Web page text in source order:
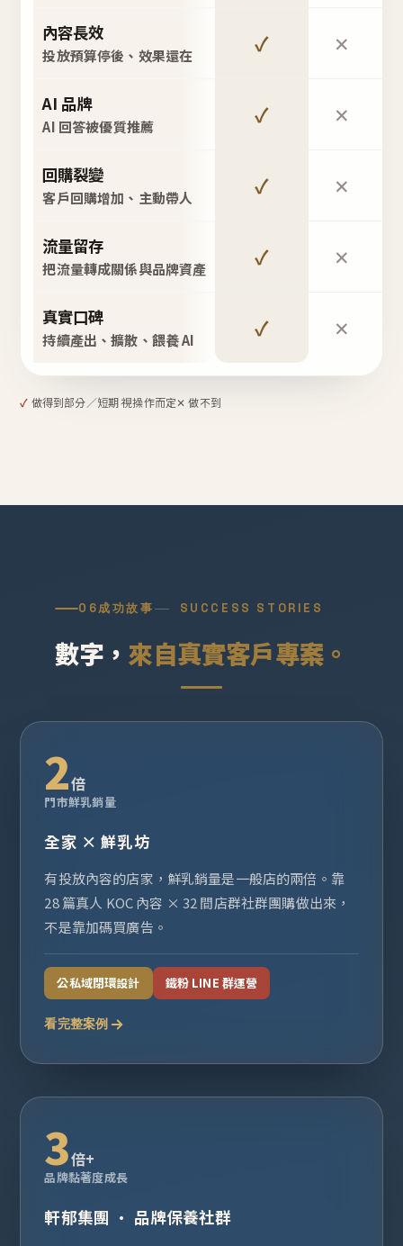
內容長效
投放預算停後、效果還在 ✓ ✕
AI 品牌
AI 回答被優質推薦 ✓ ✕
回購裂變
客戶回購增加、主動帶人 ✓ ✕
流量留存
把流量轉成關係與品牌資產 ✓ ✕
真實口碑
持續產出、擴散、餵養 AI ✓ ✕
✓ 做得到部分／短期 視操作而定✕ 做不到
06成功故事 SUCCESS STORIES
數字， 來自真實客戶專案。
2倍
門市鮮乳銷量
全家 × 鮮乳坊
有投放內容的店家，鮮乳銷量是一般店的兩倍。靠
28 篇真人 KOC 內容 × 32 間店群社群團購做出來，
不是靠加碼買廣告。
公私域閉環設計 鐵粉 LINE 群運營
看完整案例
3倍+
品牌黏著度成長
軒郁集團 · 品牌保養社群